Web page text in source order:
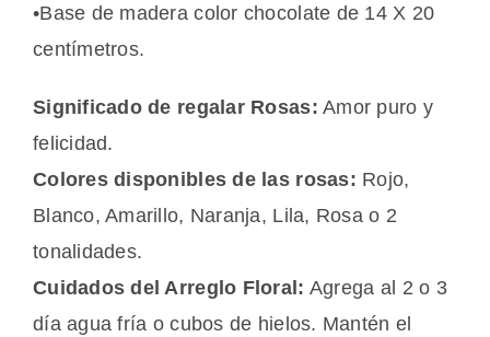
•Base de madera color chocolate de 14 X 20
centímetros.
Significado de regalar Rosas: Amor puro y
felicidad.
Colores disponibles de las rosas: Rojo,
Blanco, Amarillo, Naranja, Lila, Rosa o 2
tonalidades.
Cuidados del Arreglo Floral: Agrega al 2 o 3
día agua fría o cubos de hielos. Mantén el